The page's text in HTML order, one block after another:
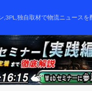
,3PL,独自取材で物流ニュースを